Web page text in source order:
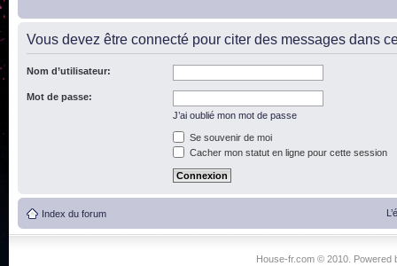
Vous devez être connecté pour citer des messages dans
Nom d’utilisateur:
Mot de passe:
J’ai oublié mon mot de passe
Se souvenir de moi
Cacher mon statut en ligne pour cette session
Index du forum
House-fr.com © 2010. Powered